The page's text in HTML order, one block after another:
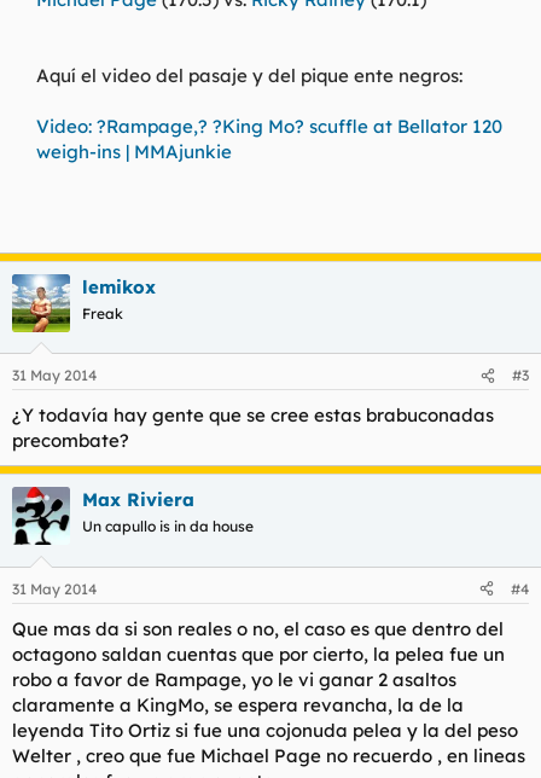
Aquí el video del pasaje y del pique ente negros:
Video: ?Rampage,? ?King Mo? scuffle at Bellator 120
weigh-ins | MMAjunkie
lemikox
Freak
31 May 2014 #3
¿Y todavía hay gente que se cree estas brabuconadas
precombate?
Max Riviera
Un capullo is in da house
31 May 2014 #4
Que mas da si son reales o no, el caso es que dentro del
octagono saldan cuentas que por cierto, la pelea fue un
robo a favor de Rampage, yo le vi ganar 2 asaltos
claramente a KingMo, se espera revancha, la de la
leyenda Tito Ortiz si fue una cojonuda pelea y la del peso
Welter , creo que fue Michael Page no recuerdo , en lineas